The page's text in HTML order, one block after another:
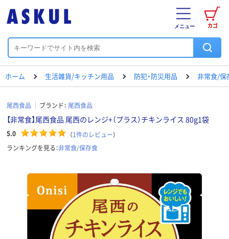
カゴ
メニュー
ホーム 生活雑貨/キッチン用品 防犯・防災用品 非常食/保
尾西食品 ブランド： 尾西食品
【非常食】尾西食品 尾西のレンジ+（プラス）チキンライス 80g1袋
5.0 （1件のレビュー）
ランキングを見る：非常食/保存食